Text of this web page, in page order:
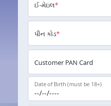
ઈ-મેઇલ*
પીન કોડ*
Customer PAN Card
Date of Birth (must be 18+)